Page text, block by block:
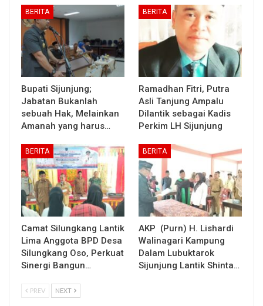
BERITA
Bupati Sijunjung;
Jabatan Bukanlah
sebuah Hak, Melainkan
Amanah yang harus…
BERITA
Ramadhan Fitri, Putra
Asli Tanjung Ampalu
Dilantik sebagai Kadis
Perkim LH Sijunjung
BERITA
Camat Silungkang Lantik
Lima Anggota BPD Desa
Silungkang Oso, Perkuat
Sinergi Bangun…
BERITA
AKP (Purn) H. Lishardi
Walinagari Kampung
Dalam Lubuktarok
Sijunjung Lantik Shinta…
PREV NEXT